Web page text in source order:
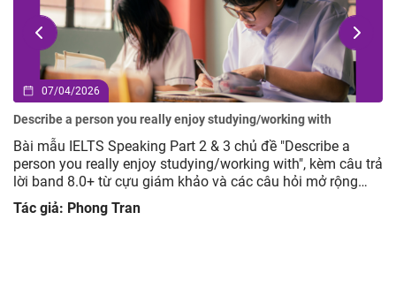
02/04/2026
Describe an advertisement you have seen but you did not like
Bài mẫu IELTS Speaking Part 2 & 3 chủ đề Describe an
advertisement you have seen but you did not like, kèm câu
trả lời band 8.0+ từ cựu giám khảo và các câu hỏi mở rộng
giúp luyện tập hiệu quả.
Tác giả: Phong Tran